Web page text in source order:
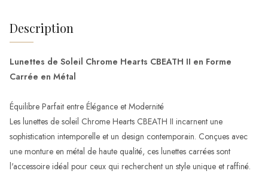
Description
Lunettes de Soleil Chrome Hearts CBEATH II en Forme
Carrée en Métal
Équilibre Parfait entre Élégance et Modernité
Les lunettes de soleil Chrome Hearts CBEATH II incarnent une
sophistication intemporelle et un design contemporain. Conçues avec
une monture en métal de haute qualité, ces lunettes carrées sont
l'accessoire idéal pour ceux qui recherchent un style unique et raffiné.